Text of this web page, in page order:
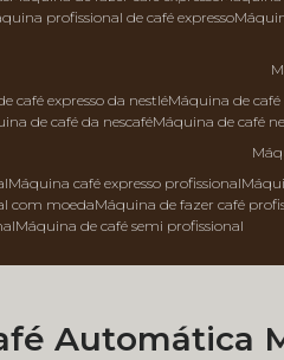
profissional de café expresso
café expresso da nestlé máquina de
de café da nescafé
máquina de café
máquina café expresso profissional
com moeda
máquina de fazer café
máquina de café semi profissional
Automática